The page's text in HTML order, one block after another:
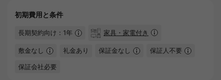
初期費用と条件
長期契約向け：1年 家具・家電付き
敷金なし 礼金あり 保証金なし 保証人不要
保証会社必要